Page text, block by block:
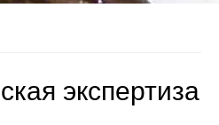
экспертиза